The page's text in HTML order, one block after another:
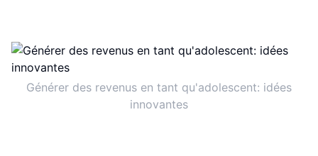
Générer des revenus en tant qu'adolescent: idées
innovantes